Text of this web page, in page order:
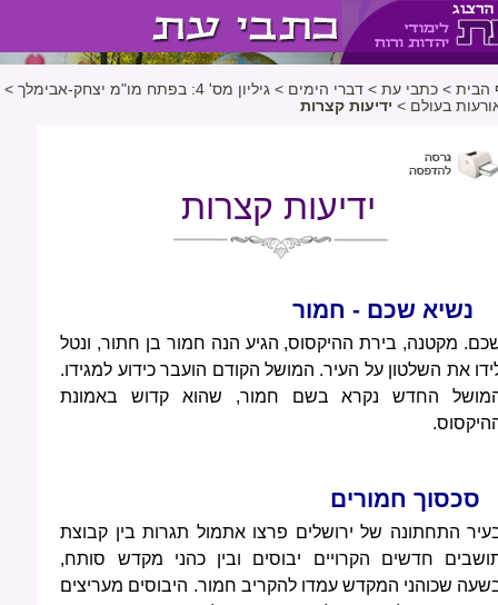
הבית > כתבי עת > דברי הימים > גיליון מס' 4: בפתח מו"מ יצחק-אבימלך
>
בעולם > ידיעות קצרות
ידיעות קצרות
נשיא שכם - חמור
מקטנה, בירת ההיקסוס, הגיע הנה חמור בן חתור, ונטל
את השלטון על העיר. המושל הקודם הועבר כידוע למגידו.
החדש נקרא בשם חמור, שהוא קדוש באמונת
סכסוך חמורים
התחתונה של ירושלים פרצו אתמול תגרות בין קבוצת
חדשים הקרויים יבוסים ובין כהני מקדש סותח,
שכוהני המקדש עמדו להקריב חמור. היבוסים מעריצים